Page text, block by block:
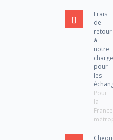
Frais
de
retour
à
notre
charge
pour
les
Pour
la
France